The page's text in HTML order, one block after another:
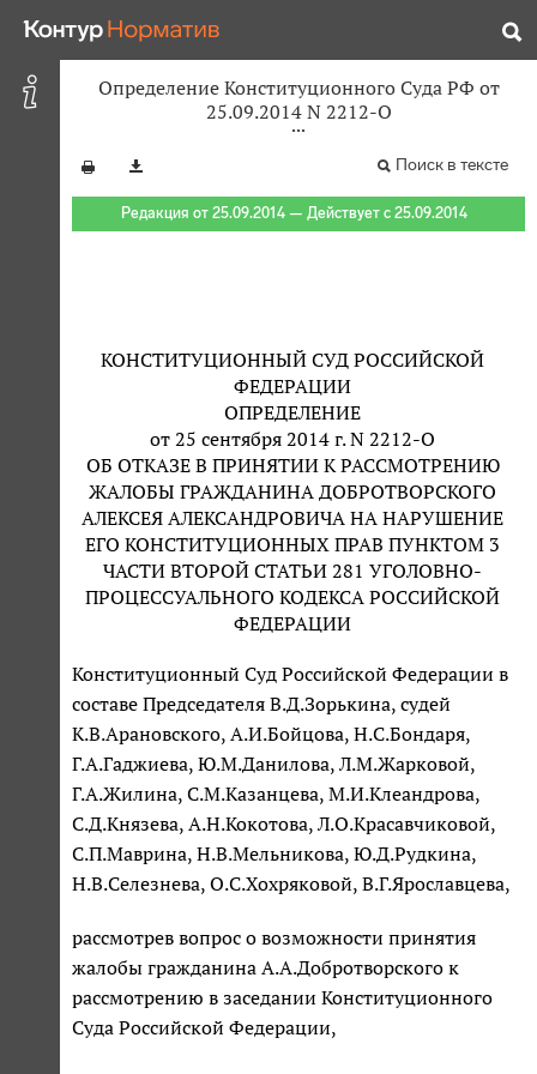
Определение Конституционного Суда РФ от
25.09.2014 N 2212-О
Поиск в тексте
Редакция от 25.09.2014 — Действует с 25.09.2014
КОНСТИТУЦИОННЫЙ СУД РОССИЙСКОЙ
ФЕДЕРАЦИИ
ОПРЕДЕЛЕНИЕ
от 25 сентября 2014 г. N 2212-О
ОБ ОТКАЗЕ В ПРИНЯТИИ К РАССМОТРЕНИЮ
ЖАЛОБЫ ГРАЖДАНИНА ДОБРОТВОРСКОГО
АЛЕКСЕЯ АЛЕКСАНДРОВИЧА НА НАРУШЕНИЕ
ЕГО КОНСТИТУЦИОННЫХ ПРАВ ПУНКТОМ 3
ЧАСТИ ВТОРОЙ СТАТЬИ 281 УГОЛОВНО-
ПРОЦЕССУАЛЬНОГО КОДЕКСА РОССИЙСКОЙ
ФЕДЕРАЦИИ
Конституционный Суд Российской Федерации в
составе Председателя В.Д.Зорькина, судей
К.В.Арановского, А.И.Бойцова, Н.С.Бондаря,
Г.А.Гаджиева, Ю.М.Данилова, Л.М.Жарковой,
Г.А.Жилина, С.М.Казанцева, М.И.Клеандрова,
С.Д.Князева, А.Н.Кокотова, Л.О.Красавчиковой,
С.П.Маврина, Н.В.Мельникова, Ю.Д.Рудкина,
Н.В.Селезнева, О.С.Хохряковой, В.Г.Ярославцева,
рассмотрев вопрос о возможности принятия
жалобы гражданина А.А.Добротворского к
рассмотрению в заседании Конституционного
Суда Российской Федерации,